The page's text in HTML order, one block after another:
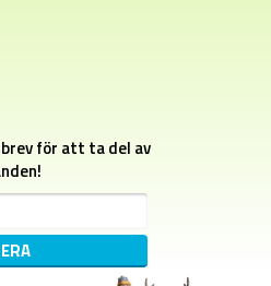
för att ta del av